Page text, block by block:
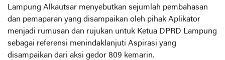
Lampung Alkautsar menyebutkan sejumlah pembahasan
dan pemaparan yang disampaikan oleh pihak Aplikator
menjadi rumusan dan rujukan untuk Ketua DPRD Lampung
sebagai referensi menindaklanjuti Aspirasi yang
disampaikan dari aksi gedor 809 kemarin.